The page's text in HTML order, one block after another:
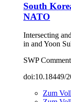
South
NATO
Intersecting
in and Yoon
SWP
doi:10.18449/
Zum